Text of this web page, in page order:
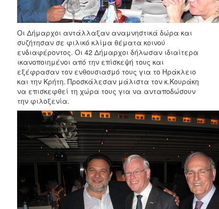
ΑΝΘΕΚΤΙΚΗ
ΠΟΛΗ
Οι Δήμαρχοι αντάλλαξαν αναμνηστικά δώρα και
συζήτησαν σε φιλικό κλίμα θέματα κοινού
ενδιαφέροντος. Οι 42 Δήμαρχοι δήλωσαν ιδιαίτερα
ικανοποιημένοι από την επίσκεψή τους και
εξέφρασαν τον ενθουσιασμό τους για το Ηράκλειο
και την Κρήτη. Προσκάλεσαν μάλιστα τον κ.Κουράκη
να επισκεφθεί τη χώρα τους για να ανταποδώσουν
την φιλοξενία.